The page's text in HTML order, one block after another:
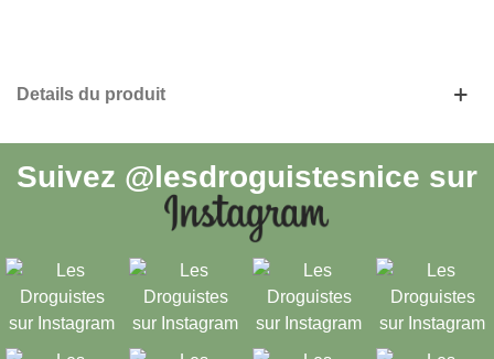
Details du produit
Suivez @lesdroguistesnice sur